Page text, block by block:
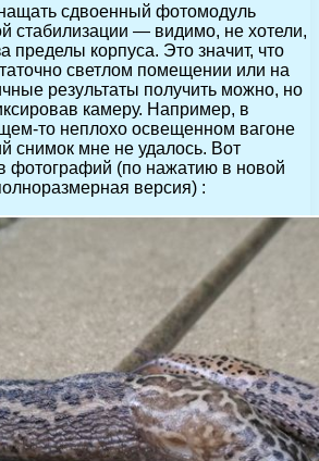
сдвоенный фотомодуль
стабилизации — видимо, не хотели,
пределы корпуса. Это значит, что
светлом помещении или на
результаты получить можно, но
камеру. Например, в
то неплохо освещенном вагоне
снимок мне не удалось. Вот
фотографий (по нажатию в новой
версия) :